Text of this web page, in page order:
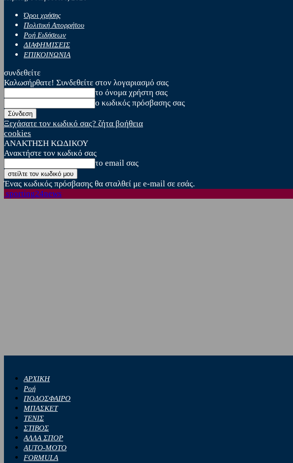
Όροι χρήσης
Πολιτική Απορρήτου
Ροή Ειδήσεων
ΔΙΑΦΗΜΙΣΕΙΣ
ΕΠΙΚΟΙΝΩΝΙΑ
συνδεθείτε
Καλωσήρθατε! Συνδεθείτε στον λογαριασμό σας
το όνομα χρήστη σας
ο κωδικός πρόσβασης σας
Ξεχάσατε τον κωδικό σας? ζήτα βοήθεια
cookies
ΑΝΑΚΤΗΣΗ ΚΩΔΙΚΟΥ
Ανακτήστε τον κωδικό σας
το email σας
Ένας κωδικός πρόσβασης θα σταλθεί με e-mail σε εσάς.
sporting24news
ΑΡΧΙΚΗ
Ροή
ΠΟΔΟΣΦΑΙΡΟ
ΜΠΑΣΚΕΤ
ΤΕΝΙΣ
ΣΤΙΒΟΣ
ΑΛΛΑ ΣΠΟΡ
AUTO-MOTO
FORMULA